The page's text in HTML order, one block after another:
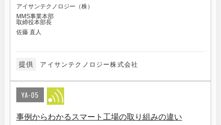
アイサンテクノロジー（株）
MMS事業本部
取締役本部長
佐藤 直人
提供 アイサンテクノロジー株式会社
YA-05
事例からわかるスマート工場の取り組みの違い